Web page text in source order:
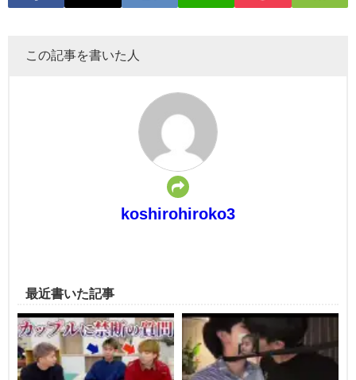
この記事を書いた人
koshirohiroko3
最近書いた記事